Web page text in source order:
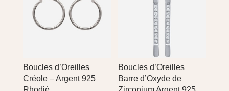
Boucles d’Oreilles
Créole – Argent 925
Boucles d’Oreilles
Barre d’Oxyde de